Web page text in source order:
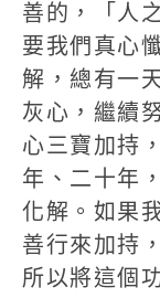
善的，「人
要我們真心
解，總有一
灰心，繼續
心三寶加持
年、二十年
化解。如果
善行來加持
所以將這個